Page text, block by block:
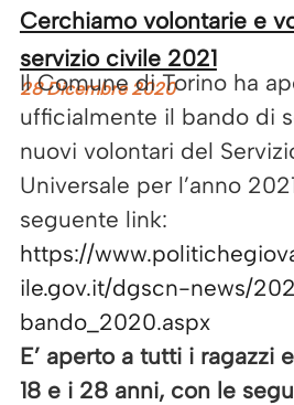
Cerchiamo volontarie e
servizio civile 2021
28 Dicembre 2020
Il Comune di Torino ha
ufficialmente il bando di
nuovi volontari del
Universale per l’anno
seguente link:
https://www.
ile.gov.it/dgscn-news/
bando_2020.aspx
E’ aperto a tutti i ragazzi
18 e i 28 anni, con le